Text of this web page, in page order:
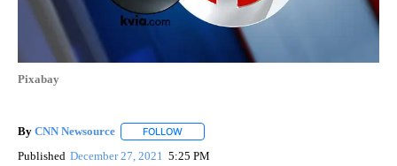
Pixabay
By CNN Newsource FOLLOW
Published December 27, 2021 5:25 PM